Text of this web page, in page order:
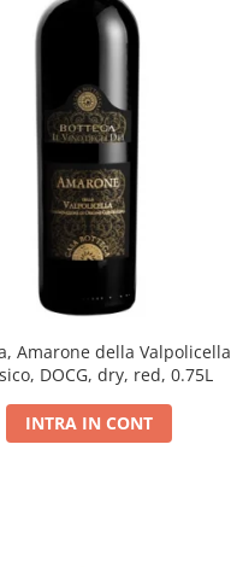
Amarone della Valpolicella
DOCG, dry, red, 0.75L
INTRA IN CONT